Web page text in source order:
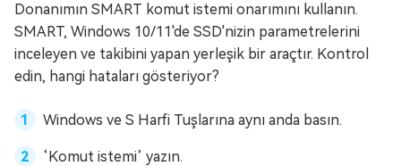
Donanımın SMART komut istemi onarımını kullanın.
SMART, Windows 10/11'de SSD'nizin parametrelerini
inceleyen ve takibini yapan yerleşik bir araçtır. Kontrol
edin, hangi hataları gösteriyor?
Windows ve S Harfi Tuşlarına aynı anda basın.
‘Komut istemi’ yazın.